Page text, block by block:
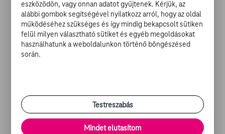
idén ősszel számolnak a forgatásokkal a Matt Holloway
és Art Marcum tollából származó forgatókönyvekre, a
megjelenést pedig jövő májusra, egészen pontosan
2019. május 17-i debütálásra számítanak. Sőt, már azt is
tudjuk, hogy
tetézzük a dolgot: az is kiderült, hogy a Sony eredetileg
ötvözte volna a "Men in Black" és a "21 Jump Street"
történeteit, ám ez az ötlet végül a fiókban landolt. Hogy
hogyan fog az új storyline kinézni? Hamarosan állítólag
eszközödön, vagy onnan adatot gyűjtenek. Kérjük, az
alábbi gombok segítségével nyilatkozz arról, hogy az oldal
működéséhez szükséges és így mindig bekapcsolt sütiken
felül milyen választható sütiket és egyéb megoldásokat
használhatunk a weboldalunkon történő böngészésed
során.
Testreszabás
Mindet elutasítom